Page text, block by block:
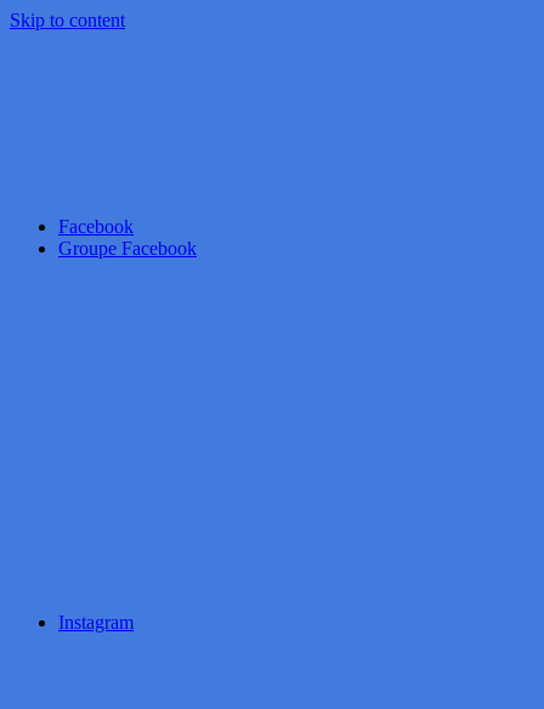
Skip to content
Facebook
Groupe Facebook
Instagram